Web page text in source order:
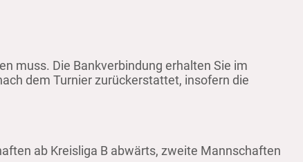
muss. Die Bankverbindung erhalten Sie im
dem Turnier zurückerstattet, insofern die
ab Kreisliga B abwärts, zweite Mannschaften